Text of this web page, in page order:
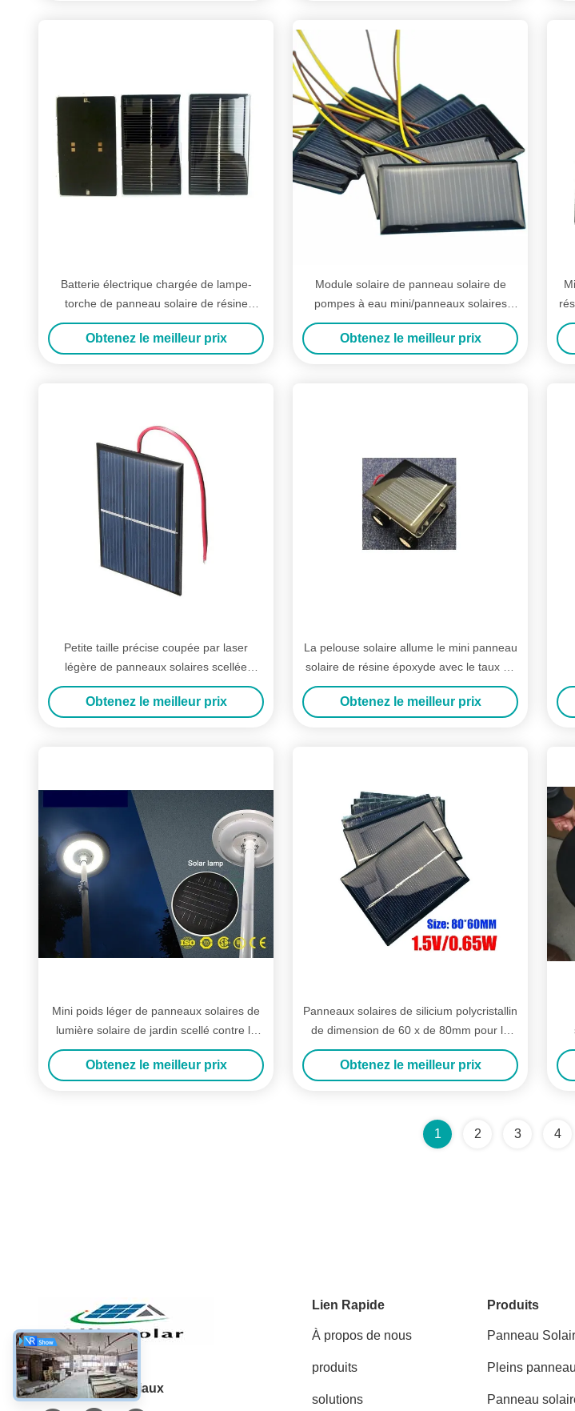
Batterie électrique chargée de lampe-
torche de panneau solaire de résine
époxyde de pile solaire de DIY
Obtenez le meilleur prix
Module solaire de panneau solaire de
pompes à eau mini/panneaux solaires
polycristallins
Obtenez le meilleur prix
Petite taille précise coupée par laser
légère de panneaux solaires scellée
contre la corrosion
Obtenez le meilleur prix
La pelouse solaire allume le mini panneau
solaire de résine époxyde avec le taux de
conversion élevé
Obtenez le meilleur prix
Mini poids léger de panneaux solaires de
lumière solaire de jardin scellé contre la
corrosion
Obtenez le meilleur prix
Panneaux solaires de silicium polycristallin
de dimension de 60 x de 80mm pour la
lumière portative de jardin
Obtenez le meilleur prix
1 2 3 4
Les réseaux sociaux
Lien Rapide
À propos de nous
produits
solutions
Produits
Panneau
Pleins
Panneau